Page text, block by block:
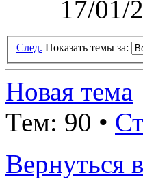
17/01/
След. Показать темы за:
Новая тема
Тем: 90 •
Вернуться